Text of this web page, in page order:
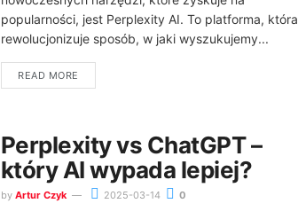
popularności, jest Perplexity AI. To platforma, która
rewolucjonizuje sposób, w jaki wyszukujemy...
READ MORE
Perplexity vs ChatGPT –
który AI wypada lepiej?
by Artur Czyk 2025-03-14 0